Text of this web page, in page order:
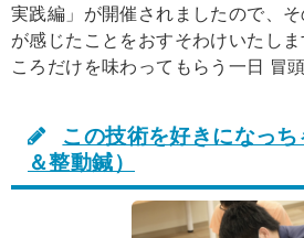
実践編」が開催されましたので、
が感じたことをおすそわけいたし
ころだけを味わってもらう一日 冒
この技術を好きになっ
＆整動鍼）